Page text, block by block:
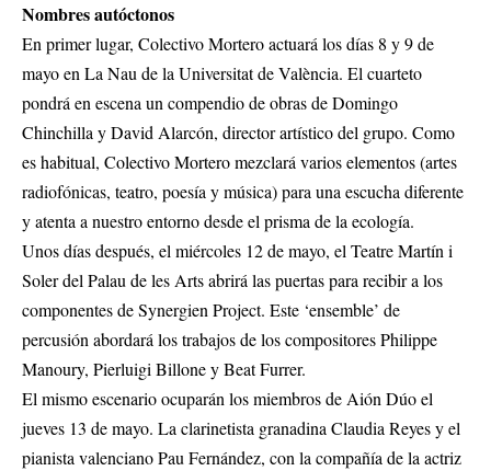
Nombres autóctonos
En primer lugar, Colectivo Mortero actuará los días 8 y 9 de
mayo en La Nau de la Universitat de València. El cuarteto
pondrá en escena un compendio de obras de Domingo
Chinchilla y David Alarcón, director artístico del grupo. Como
es habitual, Colectivo Mortero mezclará varios elementos (artes
radiofónicas, teatro, poesía y música) para una escucha diferente
y atenta a nuestro entorno desde el prisma de la ecología.
Unos días después, el miércoles 12 de mayo, el Teatre Martín i
Soler del Palau de les Arts abrirá las puertas para recibir a los
componentes de Synergien Project. Este ‘ensemble’ de
percusión abordará los trabajos de los compositores Philippe
Manoury, Pierluigi Billone y Beat Furrer.
El mismo escenario ocuparán los miembros de Aión Dúo el
jueves 13 de mayo. La clarinetista granadina Claudia Reyes y el
pianista valenciano Pau Fernández, con la compañía de la actriz